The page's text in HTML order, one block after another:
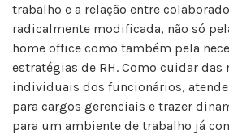
trabalho e a relação entre
radicalmente modificada, não só
home office como também pela
estratégias de RH. Como cuidar das
individuais dos funcionários,
para cargos gerenciais e trazer
para um ambiente de trabalho já